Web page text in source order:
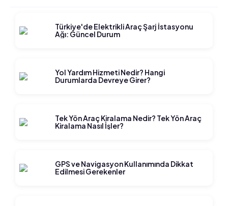
Türkiye'de Elektrikli Araç Şarj İstasyonu
Ağı: Güncel Durum
Yol Yardım Hizmeti Nedir? Hangi
Durumlarda Devreye Girer?
Tek Yön Araç Kiralama Nedir? Tek Yön Araç
Kiralama Nasıl İşler?
GPS ve Navigasyon Kullanımında Dikkat
Edilmesi Gerekenler